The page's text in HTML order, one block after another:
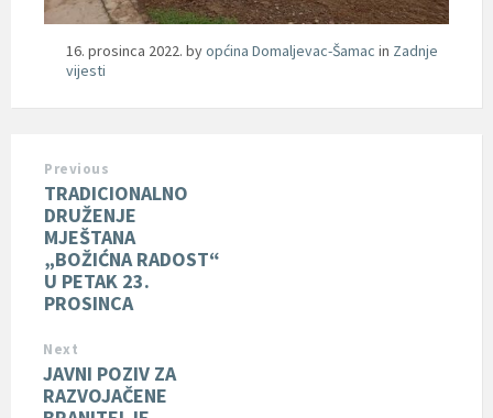
16. prosinca 2022. byopćina Domaljevac-Šamac in Zadnje
vijesti
Previous
TRADICIONALNO
DRUŽENJE
MJEŠTANA
„BOŽIĆNA RADOST“
U PETAK 23.
PROSINCA
Next
JAVNI POZIV ZA
RAZVOJAČENE